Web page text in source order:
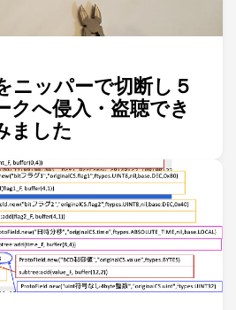
ニッパーで切断し５
クへ侵入・盗聴でき
ました